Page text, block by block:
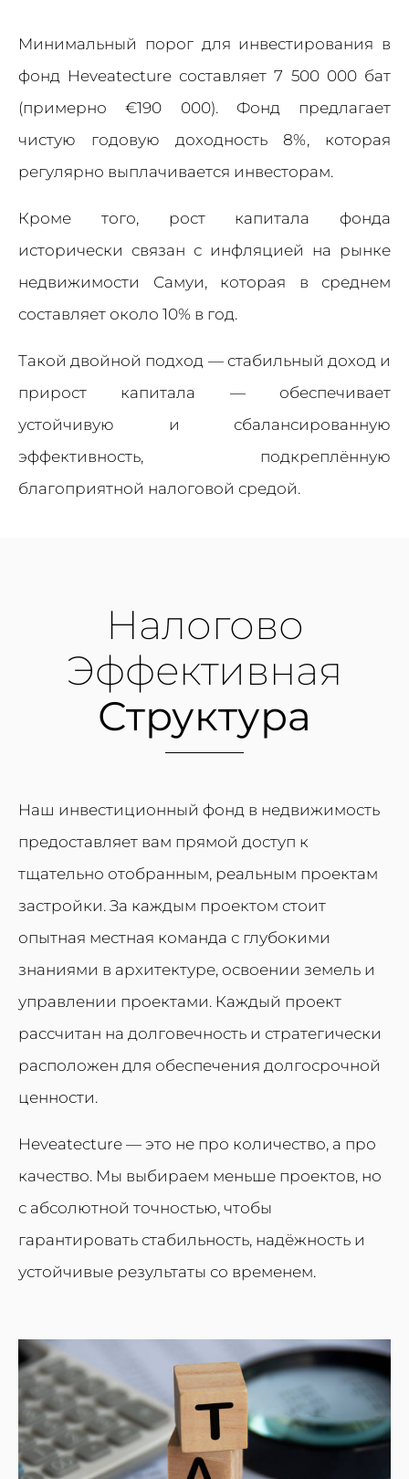
Минимальный порог для инвестирования в
фонд Heveatecture составляет 7 500 000 бат
(примерно €190 000). Фонд предлагает
чистую годовую доходность 8%, которая
регулярно выплачивается инвесторам.
Кроме того, рост капитала фонда
исторически связан с инфляцией на рынке
недвижимости Самуи, которая в среднем
составляет около 10% в год.
Такой двойной подход — стабильный доход и
прирост капитала — обеспечивает
устойчивую и сбалансированную
эффективность, подкреплённую
благоприятной налоговой средой.
Налогово
Эффективная
Структура
Наш инвестиционный фонд в недвижимость
предоставляет вам прямой доступ к
тщательно отобранным, реальным проектам
застройки. За каждым проектом стоит
опытная местная команда с глубокими
знаниями в архитектуре, освоении земель и
управлении проектами. Каждый проект
рассчитан на долговечность и стратегически
расположен для обеспечения долгосрочной
ценности.
Heveatecture — это не про количество, а про
качество. Мы выбираем меньше проектов, но
с абсолютной точностью, чтобы
гарантировать стабильность, надёжность и
устойчивые результаты со временем.